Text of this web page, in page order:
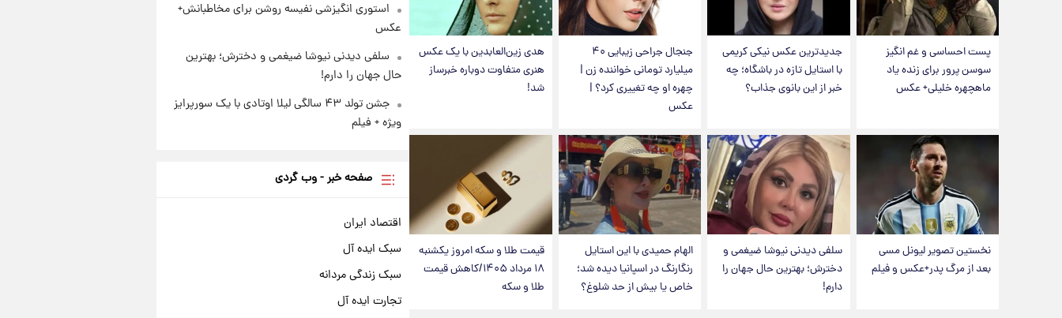
پست احساسی و غم انگیز
سوسن پرور برای زنده یاد
ماهچهره خلیلی+ عکس
جدیدترین عکس نیکی کریمی
با استایل تازه در باشگاه؛ چه
خبر از این بانوی جذاب؟
جنجال جراحی زیبایی ۴۰
میلیارد تومانی خواننده زن |
چهره او چه تغییری کرد؟ |
عکس
هدی زین‌العابدین با یک عکس
هنری متفاوت دوباره خبرساز
شد!
نخستین تصویر لیونل مسی
بعد از مرگ پدر+عکس و فیلم
سلفی دیدنی نیوشا ضیغمی و
دخترش؛ بهترین حال جهان را
دارم!
الهام حمیدی با این استایل
رنگارنگ در اسپانیا دیده شد؛
خاص یا بیش از حد شلوغ؟
قیمت طلا و سکه امروز یکشنبه
۱۸ مرداد ۱۴۰۵/کاهش قیمت
طلا و سکه
استوری انگیزشی نفیسه روشن برای مخاطبانش+
عکس
سلفی دیدنی نیوشا ضیغمی و دخترش؛ بهترین
حال جهان را دارم!
جشن تولد ۴۳ سالگی لیلا اوتادی با یک سورپرایز
ویژه + فیلم
صفحه خبر - وب گردی
اقتصاد ایران
سبک ایده آل
سبک زندگی مردانه
تجارت ایده آل